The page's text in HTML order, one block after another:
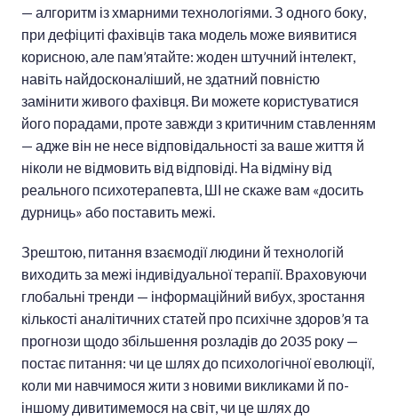
— алгоритм із хмарними технологіями. З одного боку,
при дефіциті фахівців така модель може виявитися
корисною, але пам’ятайте: жоден штучний інтелект,
навіть найдосконаліший, не здатний повністю
замінити живого фахівця. Ви можете користуватися
його порадами, проте завжди з критичним ставленням
— адже він не несе відповідальності за ваше життя й
ніколи не відмовить від відповіді. На відміну від
реального психотерапевта, ШІ не скаже вам «досить
дурниць» або поставить межі.
Зрештою, питання взаємодії людини й технологій
виходить за межі індивідуальної терапії. Враховуючи
глобальні тренди — інформаційний вибух, зростання
кількості аналітичних статей про психічне здоров’я та
прогнози щодо збільшення розладів до 2035 року —
постає питання: чи це шлях до психологічної еволюції,
коли ми навчимося жити з новими викликами й по-
іншому дивитимемося на світ, чи це шлях до